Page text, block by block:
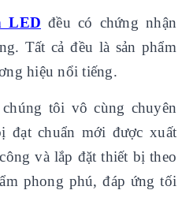
LED đều có chứng nhận
Tất cả đều là sản phẩm
hiệu nổi tiếng.
tôi vô cùng chuyên
đạt chuẩn mới được xuất
và lắp đặt thiết bị theo
phong phú, đáp ứng tối